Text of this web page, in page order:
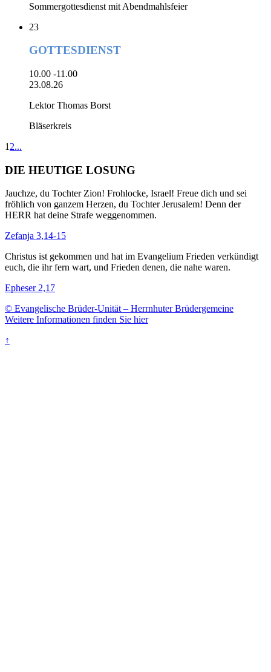
Sommergottesdienst mit Abendmahlsfeier
23
GOTTESDIENST
10.00 -11.00
23.08.26
Lektor Thomas Borst
Bläserkreis
1 2...
DIE HEUTIGE LOSUNG
Jauchze, du Tochter Zion! Frohlocke, Israel! Freue dich und sei
fröhlich von ganzem Herzen, du Tochter Jerusalem! Denn der
HERR hat deine Strafe weggenommen.
Zefanja 3,14-15
Christus ist gekommen und hat im Evangelium Frieden verkündigt
euch, die ihr fern wart, und Frieden denen, die nahe waren.
Epheser 2,17
© Evangelische Brüder-Unität – Herrnhuter Brüdergemeine
Weitere Informationen finden Sie hier
↑